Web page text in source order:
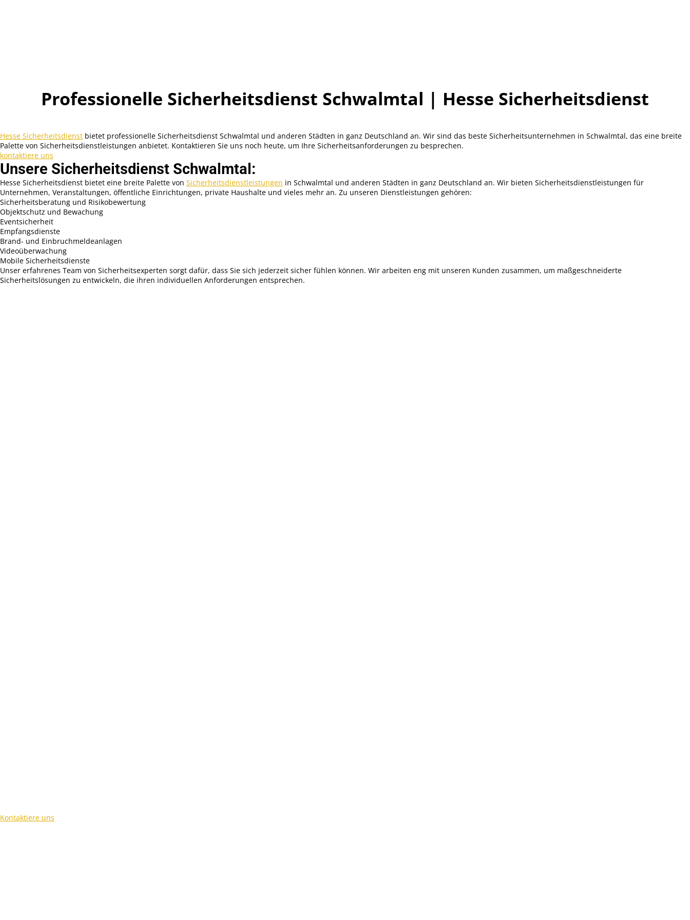
Professionelle Sicherheitsdienst Schwalmtal | Hesse Sicherheitsdienst
Hesse Sicherheitsdienst bietet professionelle Sicherheitsdienst Schwalmtal und anderen Städten in ganz Deutschland an. Wir sind das beste Sicherheitsunternehmen in Schwalmtal, das eine breite
Palette von Sicherheitsdienstleistungen anbietet. Kontaktieren Sie uns noch heute, um Ihre Sicherheitsanforderungen zu besprechen.
kontaktiere uns
Unsere Sicherheitsdienst Schwalmtal:
Hesse Sicherheitsdienst bietet eine breite Palette von Sicherheitsdienstleistungen in Schwalmtal und anderen Städten in ganz Deutschland an. Wir bieten Sicherheitsdienstleistungen für
Unternehmen, Veranstaltungen, öffentliche Einrichtungen, private Haushalte und vieles mehr an. Zu unseren Dienstleistungen gehören:
Sicherheitsberatung und Risikobewertung
Objektschutz und Bewachung
Eventsicherheit
Empfangsdienste
Brand- und Einbruchmeldeanlagen
Videoüberwachung
Mobile Sicherheitsdienste
Unser erfahrenes Team von Sicherheitsexperten sorgt dafür, dass Sie sich jederzeit sicher fühlen können. Wir arbeiten eng mit unseren Kunden zusammen, um maßgeschneiderte
Sicherheitslösungen zu entwickeln, die ihren individuellen Anforderungen entsprechen.
Kontaktiere uns